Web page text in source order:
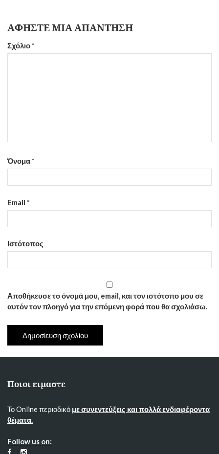
ΑΦΉΣΤΕ ΜΙΑ ΑΠΆΝΤΗΣΗ
Σχόλιο*
Όνομα*
Email *
Ιστότοπος
Αποθήκευσε το όνομά μου, email, και τον ιστότοπο μου σε
αυτόν τον πλοηγό για την επόμενη φορά που θα σχολιάσω.
Ποιοι ειμαστε
Το Online περιοδικό με συνεντεύξεις και πολλά ενδιαφέροντα
θέματα.
Follow us on: